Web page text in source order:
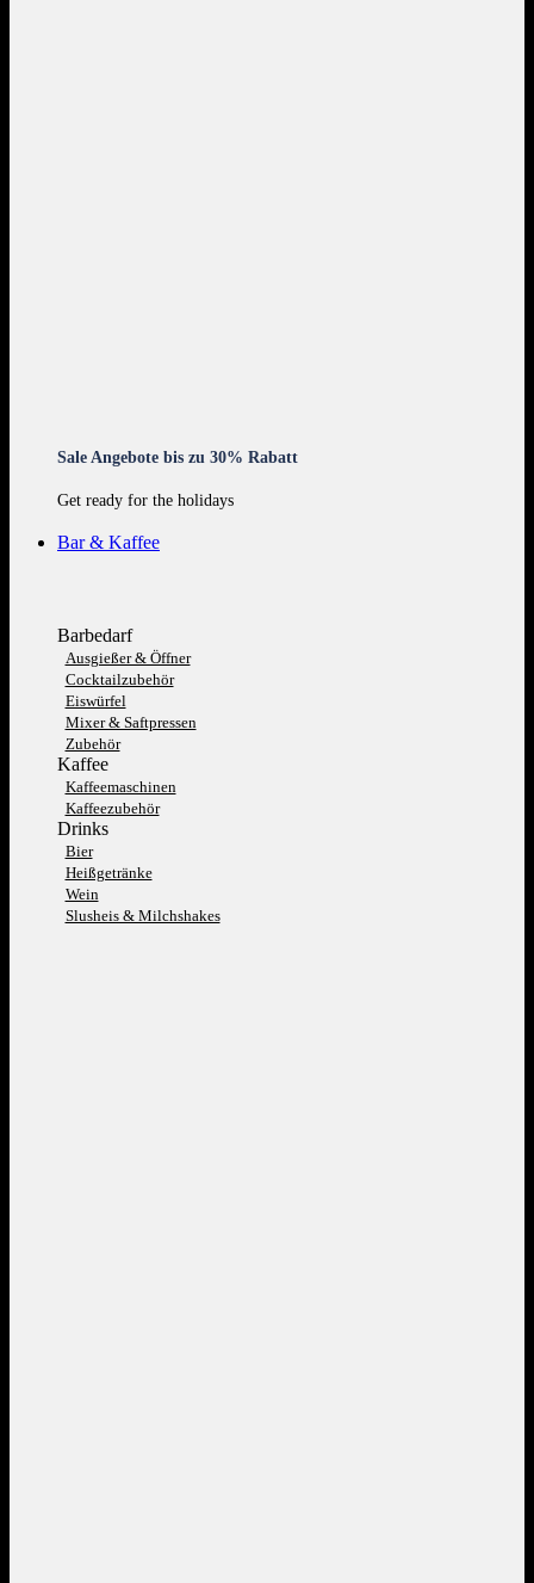
Sale Angebote bis zu 30% Rabatt
Get ready for the holidays
Bar & Kaffee
Barbedarf
Ausgießer & Öffner
Cocktailzubehör
Eiswürfel
Mixer & Saftpressen
Zubehör
Kaffee
Kaffeemaschinen
Kaffeezubehör
Drinks
Bier
Heißgetränke
Wein
Slusheis & Milchshakes